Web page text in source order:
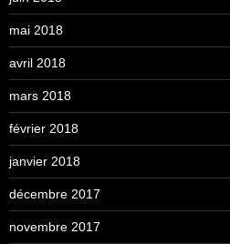
mai 2018
avril 2018
mars 2018
février 2018
janvier 2018
décembre 2017
novembre 2017